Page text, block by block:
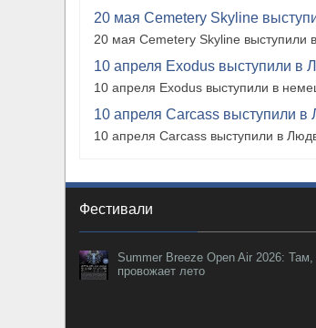
20 мая Cemetery Skyline
20 мая Cemetery Skyline выступили
10 апреля Exodus выступили в
10 апреля Exodus выступили в
10 апреля Carcass выступили в
10 апреля Carcass выступили в
Фестивали
Summer Breeze Open Air 2026: Там,
провожает лето